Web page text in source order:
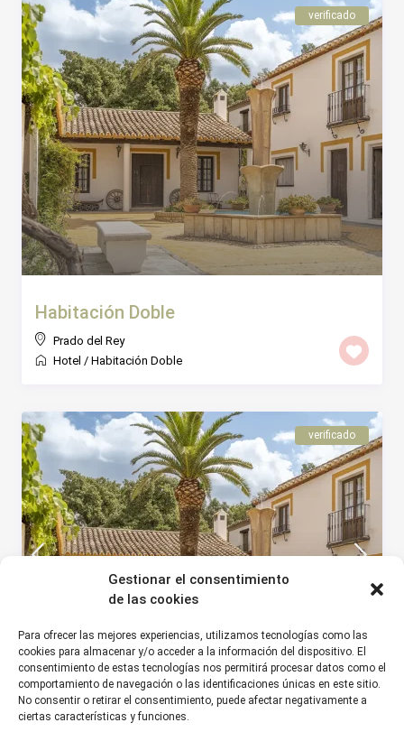
Gestionar el consentimiento
de las cookies
Para ofrecer las mejores experiencias, utilizamos tecnologías como las
cookies para almacenar y/o acceder a la información del dispositivo. El
consentimiento de estas tecnologías nos permitirá procesar datos como el
comportamiento de navegación o las identificaciones únicas en este sitio.
No consentir o retirar el consentimiento, puede afectar negativamente a
ciertas características y funciones.
verificado
Habitación Doble
Prado del Rey
Hotel / Habitación Doble
€ 70
verificado